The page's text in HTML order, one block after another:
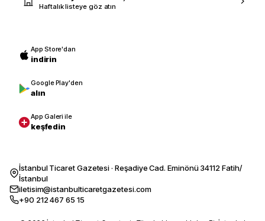
Haftalık listeye göz atın
App Store'dan
indirin
Google Play'den
alın
App Galeri ile
keşfedin
İstanbul Ticaret Gazetesi · Reşadiye Cad. Eminönü 34112 Fatih/
İstanbul
iletisim@istanbulticaretgazetesi.com
+90 212 467 65 15